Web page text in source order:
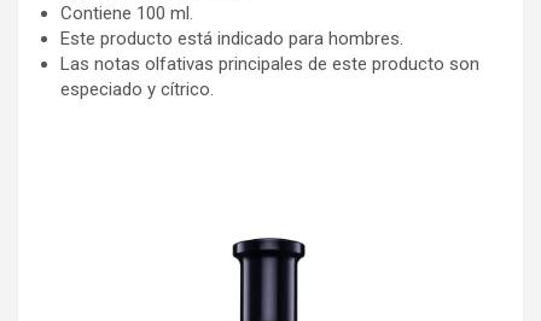
Contiene 100 ml.
Este producto está indicado para hombres.
Las notas olfativas principales de este producto son
especiado y cítrico.